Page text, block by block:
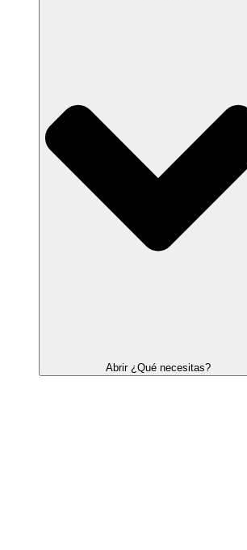
Abrir ¿Qué necesitas?